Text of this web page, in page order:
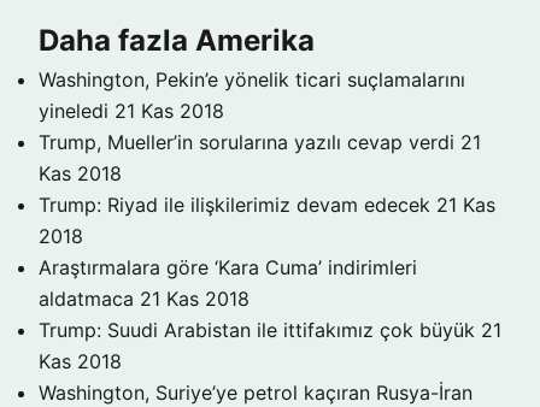
Daha fazla Amerika
Washington, Pekin’e yönelik ticari suçlamalarını
yineledi 21 Kas 2018
Trump, Mueller’in sorularına yazılı cevap verdi 21
Kas 2018
Trump: Riyad ile ilişkilerimiz devam edecek 21 Kas
2018
Araştırmalara göre ‘Kara Cuma’ indirimleri
aldatmaca 21 Kas 2018
Trump: Suudi Arabistan ile ittifakımız çok büyük 21
Kas 2018
Washington, Suriye’ye petrol kaçıran Rusya-İran